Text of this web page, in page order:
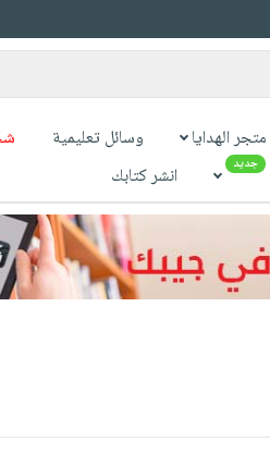
متجر الهدايا وسائل تعليمية
جديد انشر كتابك